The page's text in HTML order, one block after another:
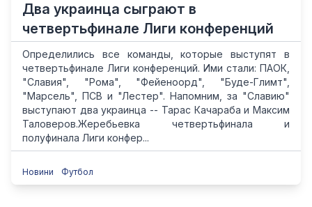
Два украинца сыграют в
четвертьфинале Лиги конференций
Определились все команды, которые выступят в
четвертьфинале Лиги конференций. Ими стали: ПАОК,
"Славия", "Рома", "Фейеноорд", "Буде-Глимт",
"Марсель", ПСВ и "Лестер". Напомним, за "Славию"
выступают два украинца -- Тарас Качараба и Максим
Таловеров.Жеребьевка четвертьфинала и
полуфинала Лиги конфер...
Новини Футбол